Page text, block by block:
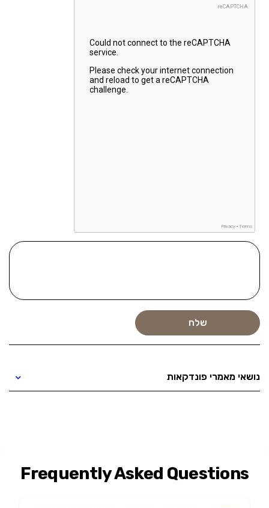
נושאי מאמרי פונדקאות
Frequently Asked Questions